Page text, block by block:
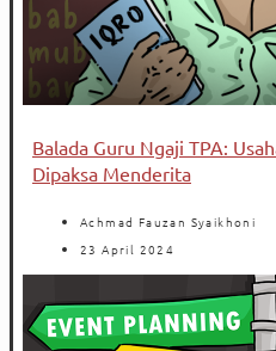
Balada Guru Ngaji TPA:
Dipaksa Menderita
Achmad Fauzan Syaikhoni
23 April 2024